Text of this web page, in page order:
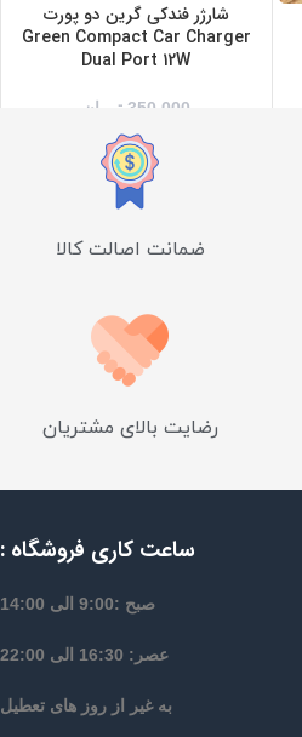
شارژر فندکی گرین دو پورت
Green Compact Car Charger
Dual Port 12W
350,000 تومان
ضمانت اصالت کالا
رضایت بالای مشتریان
ساعت کاری فروشگاه :
صبح :9:00 الی 14:00
عصر: 16:30 الی 22:00
به غیر از روز های تعطیل